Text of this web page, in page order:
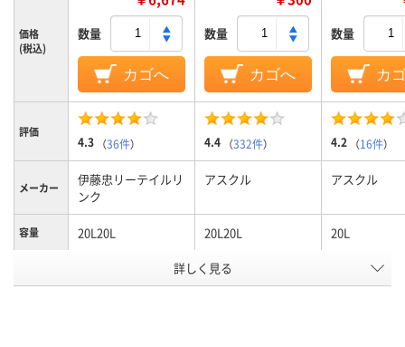
価格
(税込)
数量
カゴへ
数量
カゴへ
数量
カ
評価
4.3 （36件） 4.4 （332件） 4.2 （16件）
メーカー
伊藤忠リーテイルリ
ンク
アスクル アスクル
容量 20L20L 20L20L 20L
半透明
詳しく見る